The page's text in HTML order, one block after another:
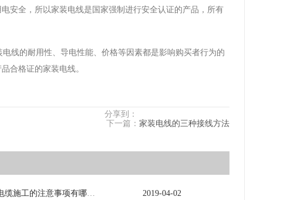
安全，所以家装电线是国家强制进行安全认证的产品，所有
线的耐用性、导电性能、价格等因素都是影响购买者行为的
合格证的家装电线。
分享到：
下一篇： 家装电线的三种接线方法
电力电缆施工的注意事项有哪些？ 2019-04-02